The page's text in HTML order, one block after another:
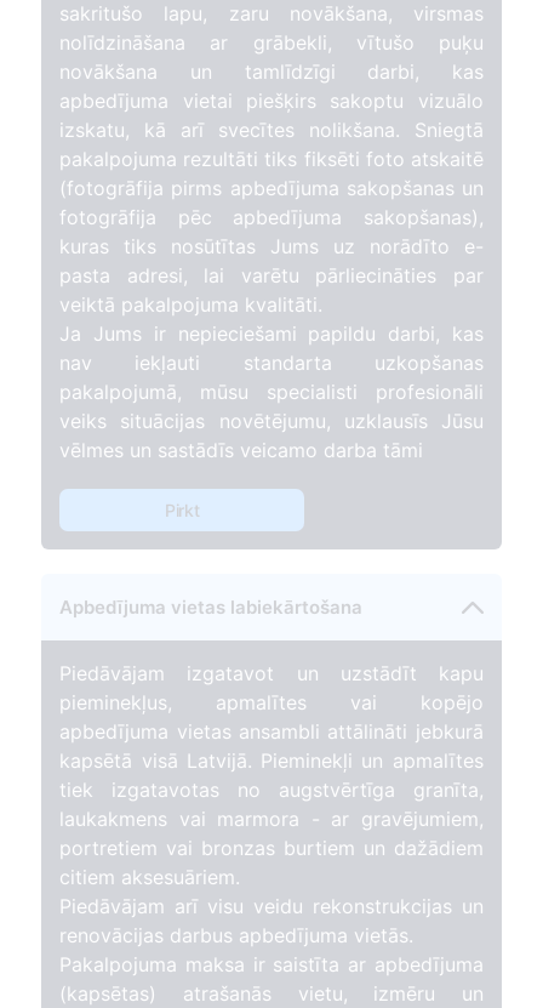
sakritušo lapu, zaru novākšana, virsmas
nolīdzināšana ar grābekli, vītušo puķu
novākšana un tamlīdzīgi darbi, kas
apbedījuma vietai piešķirs sakoptu vizuālo
izskatu, kā arī svecītes nolikšana. Sniegtā
pakalpojuma rezultāti tiks fiksēti foto atskaitē
(fotogrāfija pirms apbedījuma sakopšanas un
fotogrāfija pēc apbedījuma sakopšanas),
kuras tiks nosūtītas Jums uz norādīto e-
pasta adresi, lai varētu pārliecināties par
veiktā pakalpojuma kvalitāti.
Ja Jums ir nepieciešami papildu darbi, kas
nav iekļauti standarta uzkopšanas
pakalpojumā, mūsu specialisti profesionāli
veiks situācijas novētējumu, uzklausīs Jūsu
vēlmes un sastādīs veicamo darba tāmi
Pirkt
Apbedījuma vietas labiekārtošana
Piedāvājam izgatavot un uzstādīt kapu
pieminekļus, apmalītes vai kopējo
apbedījuma vietas ansambli attālināti jebkurā
kapsētā visā Latvijā. Pieminekļi un apmalītes
tiek izgatavotas no augstvērtīga granīta,
laukakmens vai marmora - ar gravējumiem,
portretiem vai bronzas burtiem un dažādiem
citiem aksesuāriem.
Piedāvājam arī visu veidu rekonstrukcijas un
renovācijas darbus apbedījuma vietās.
Pakalpojuma maksa ir saistīta ar apbedījuma
(kapsētas) atrašanās vietu, izmēru un